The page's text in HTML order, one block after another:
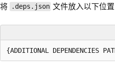
将 .deps.json 文件放入以下位置